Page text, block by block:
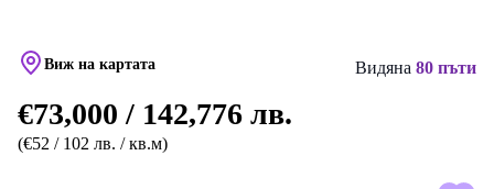
Виж на картата Видяна 80 пъти
€73,000 / 142,776 лв.
(€52 / 102 лв. / кв.м)